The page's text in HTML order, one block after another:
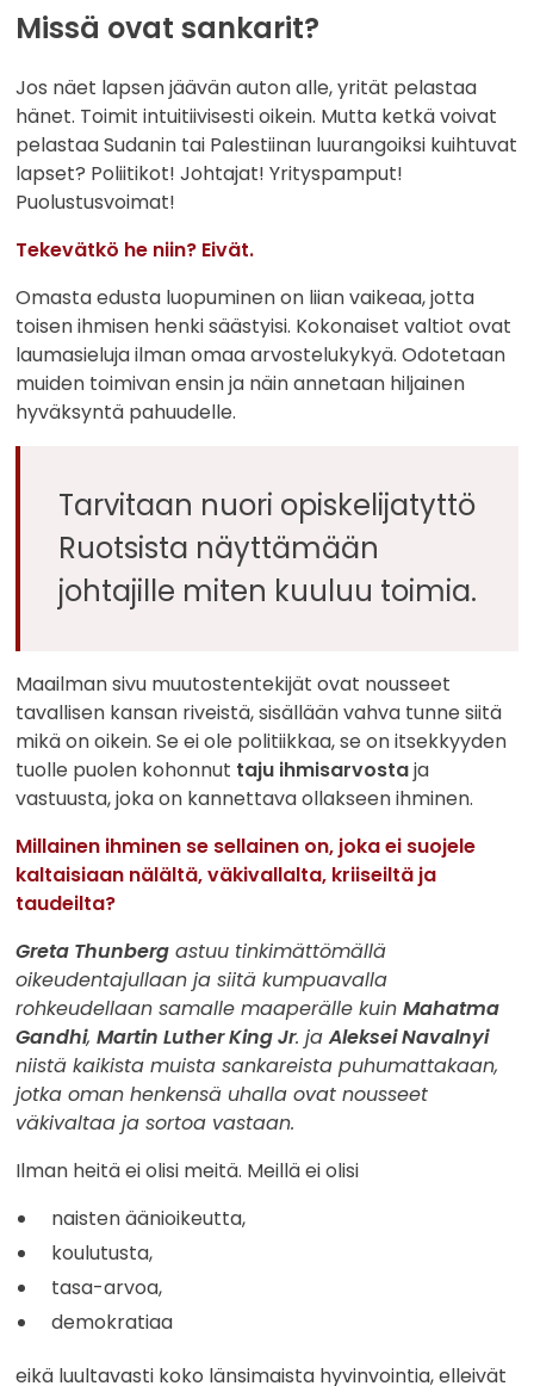
Missä ovat sankarit?
Jos näet lapsen jäävän auton alle, yrität pelastaa
hänet. Toimit intuitiivisesti oikein. Mutta ketkä voivat
pelastaa Sudanin tai Palestiinan luurangoiksi kuihtuvat
lapset? Poliitikot! Johtajat! Yrityspamput!
Puolustusvoimat!
Tekevätkö he niin? Eivät.
Omasta edusta luopuminen on liian vaikeaa, jotta
toisen ihmisen henki säästyisi. Kokonaiset valtiot ovat
laumasieluja ilman omaa arvostelukykyä. Odotetaan
muiden toimivan ensin ja näin annetaan hiljainen
hyväksyntä pahuudelle.
Tarvitaan nuori opiskelijatyttö
Ruotsista näyttämään
johtajille miten kuuluu toimia.
Maailman sivu muutostentekijät ovat nousseet
tavallisen kansan riveistä, sisällään vahva tunne siitä
mikä on oikein. Se ei ole politiikkaa, se on itsekkyyden
tuolle puolen kohonnut taju ihmisarvostaja
vastuusta, joka on kannettava ollakseen ihminen.
Millainen ihminen se sellainen on, joka ei suojele
kaltaisiaan nälältä, väkivallalta, kriiseiltä ja
taudeilta?
Greta Thunberg astuu tinkimättömällä
oikeudentajullaan ja siitä kumpuavalla
rohkeudellaan samalle maaperälle kuinMahatma
Gandhi,Martin Luther King Jr. jaAleksei Navalnyi
niistä kaikista muista sankareista puhumattakaan,
jotka oman henkensä uhalla ovat nousseet
väkivaltaa ja sortoa vastaan.
Ilman heitä ei olisi meitä. Meillä ei olisi
naisten äänioikeutta,
koulutusta,
tasa-arvoa,
demokratiaa
eikä luultavasti koko länsimaista hyvinvointia, elleivät